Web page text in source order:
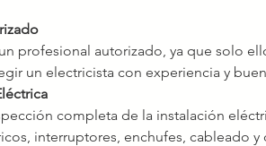
profesional autorizado, ya que solo
un electricista con experiencia y
completa de la instalación
interruptores, enchufes, cableado